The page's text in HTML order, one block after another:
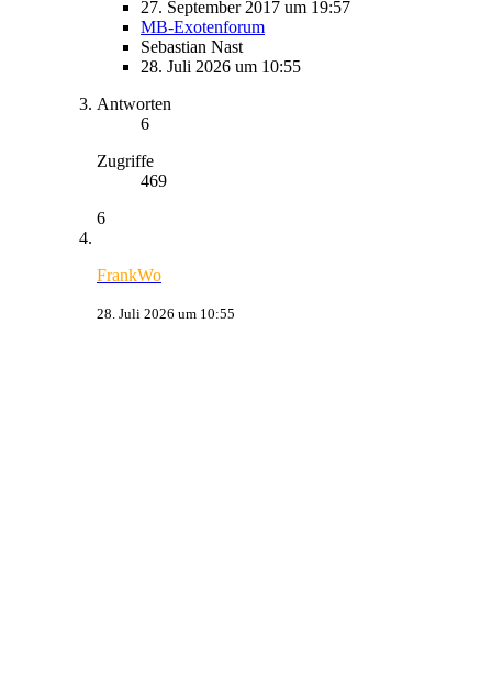
27. September 2017 um 19:57
MB-Exotenforum
Sebastian Nast
28. Juli 2026 um 10:55
Antworten
6
Zugriffe
469
6
FrankWo
28. Juli 2026 um 10:55